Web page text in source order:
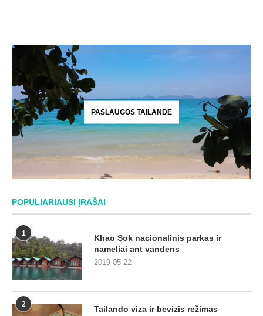
PASLAUGOS TAILANDE
POPULIARIAUSI ĮRAŠAI
1
Khao Sok nacionalinis parkas ir
nameliai ant vandens
2019-05-22
2 Tailando viza ir bevizis režimas